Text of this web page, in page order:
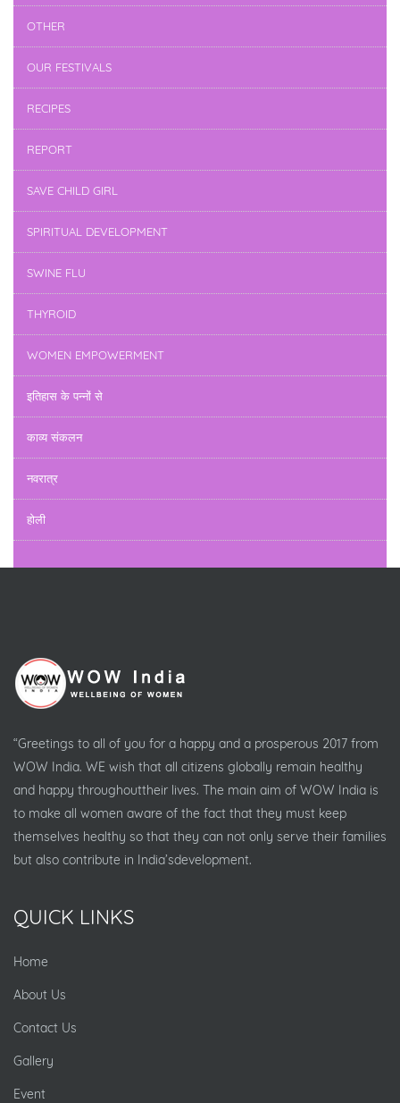
OTHER
OUR FESTIVALS
RECIPES
REPORT
SAVE CHILD GIRL
SPIRITUAL DEVELOPMENT
SWINE FLU
THYROID
WOMEN EMPOWERMENT
इतिहास के पन्नों से
काव्य संकलन
नवरात्र
होली
“Greetings to all of you for a happy and a prosperous 2017 from
WOW India. WE wish that all citizens globally remain healthy
and happy throughouttheir lives. The main aim of WOW India is
to make all women aware of the fact that they must keep
themselves healthy so that they can not only serve their families
but also contribute in India’sdevelopment.
QUICK LINKS
Home
About Us
Contact Us
Gallery
Event